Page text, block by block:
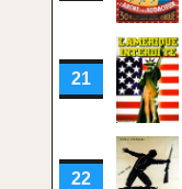
21
22